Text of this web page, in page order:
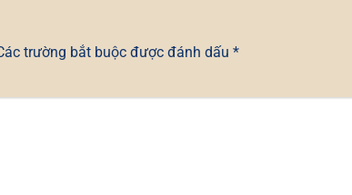
trường bắt buộc được đánh dấu *